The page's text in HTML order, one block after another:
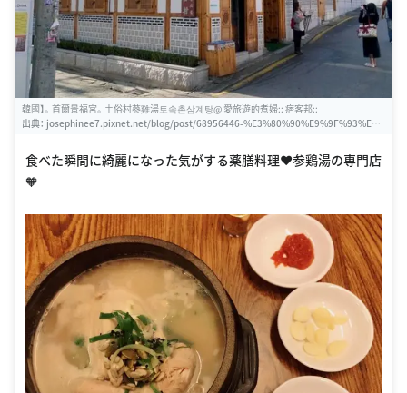
韓國】。首爾景福宮。土俗村蔘雞湯토속촌삼계탕@ 愛旅遊的煮婦:: 痞客邦::
出典： josephinee7.pixnet.net/blog/post/68956446-%E3%80%90%E9%9F%93%E5%
6%8F%E5%AE%AE%E3%80%82%E5%9C%9F%E4%BF%97%E6%9D%91%E8%94%
98%E9%9B%9E%E6%B9%AF%ED%86%A0%EC%86%8D%EC%B4%8C
食べた瞬間に綺麗になった気がする薬膳料理❤️参鶏湯の専門店
🧡